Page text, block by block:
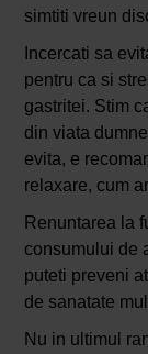
simtiti vreun
Incercati sa
pentru ca si
gastritei. Stim
din viata
evita, e
relaxare, cum
Renuntarea la
consumului de
puteti preveni
de sanatate
Nu in ultimul